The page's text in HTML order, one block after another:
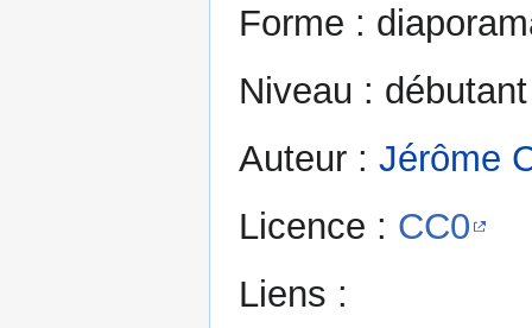
Forme :
Niveau : débutant
Auteur : Jérôme
Licence : CC0
Liens :